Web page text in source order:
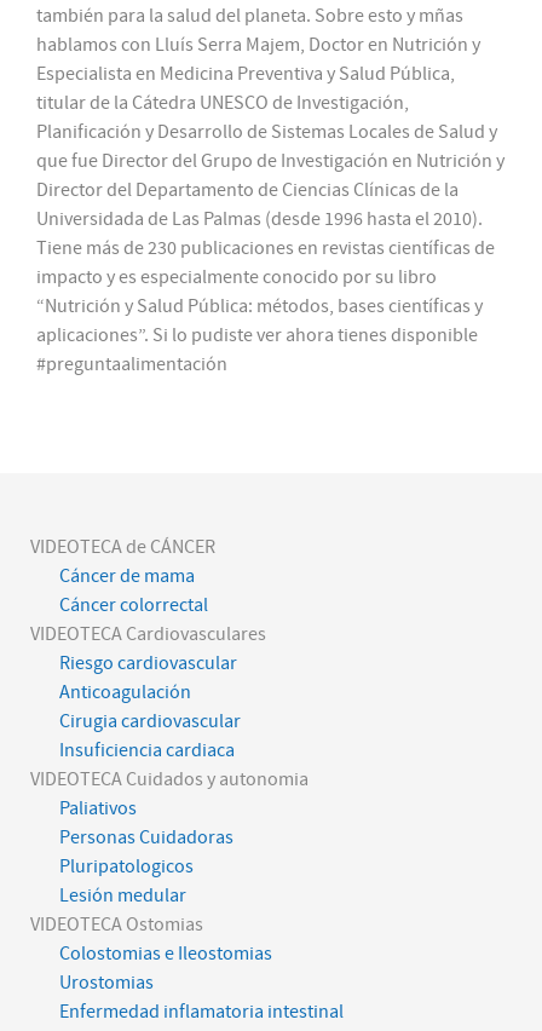
también para la salud del planeta. Sobre esto y mñas
hablamos con Lluís Serra Majem, Doctor en Nutrición y
Especialista en Medicina Preventiva y Salud Pública,
titular de la Cátedra UNESCO de Investigación,
Planificación y Desarrollo de Sistemas Locales de Salud y
que fue Director del Grupo de Investigación en Nutrición y
Director del Departamento de Ciencias Clínicas de la
Universidada de Las Palmas (desde 1996 hasta el 2010).
Tiene más de 230 publicaciones en revistas científicas de
impacto y es especialmente conocido por su libro
“Nutrición y Salud Pública: métodos, bases científicas y
aplicaciones”. Si lo pudiste ver ahora tienes disponible
#preguntaalimentación
VIDEOTECA de CÁNCER
Cáncer de mama
Cáncer colorrectal
VIDEOTECA Cardiovasculares
Riesgo cardiovascular
Anticoagulación
Cirugia cardiovascular
Insuficiencia cardiaca
VIDEOTECA Cuidados y autonomia
Paliativos
Personas Cuidadoras
Pluripatologicos
Lesión medular
VIDEOTECA Ostomias
Colostomias e Ileostomias
Urostomias
Enfermedad inflamatoria intestinal